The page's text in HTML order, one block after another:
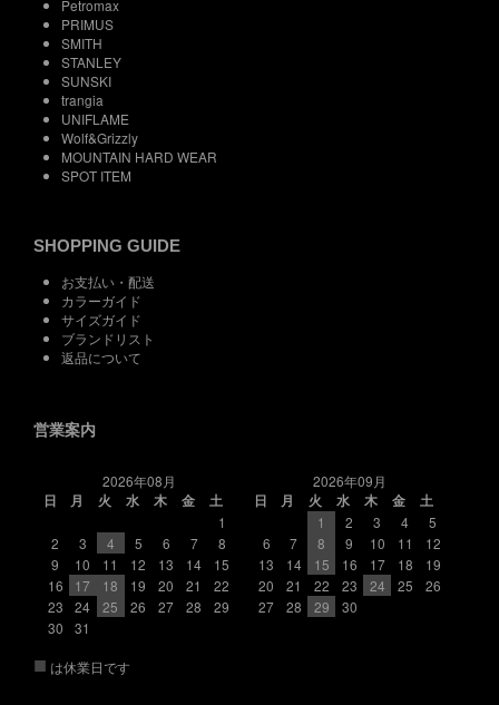
Petromax
PRIMUS
SMITH
STANLEY
SUNSKI
trangia
UNIFLAME
Wolf&Grizzly
MOUNTAIN HARD WEAR
SPOT ITEM
SHOPPING GUIDE
お支払い・配送
カラーガイド
サイズガイド
ブランドリスト
返品について
営業案内
2026年08月
日
月 火 水 木 金
土
1
2
3 4 5 6 7
8
9
10 11 12 13 14
15
16
17 18 19 20 21
22
23
24 25 26 27 28
29
30
31
2026年09月
日
月 火 水 木 金
土
1
2 3 4
5
6
7 8 9 10 11
12
13
14 15 16 17 18
19
20
21 22 23 24 25
26
27
28 29 30
■ は休業日です